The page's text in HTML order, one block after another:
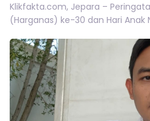
Klikfakta.com, Jepara –
(Harganas) ke-30 dan Hari Anak